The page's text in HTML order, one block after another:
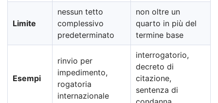
Limite
nessun tetto
complessivo
predeterminato
non oltre un
quarto in più del
termine base
Esempi
rinvio per
impedimento,
rogatoria
internazionale
interrogatorio,
decreto di
citazione,
sentenza di